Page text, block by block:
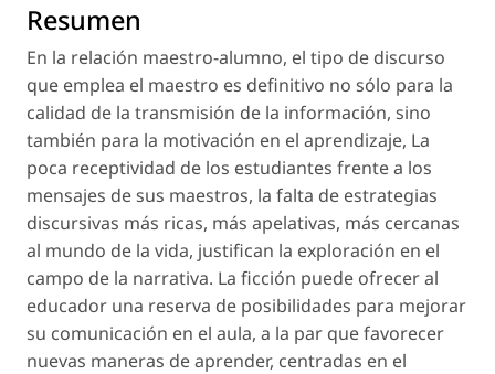
Resumen
En la relación maestro-alumno, el tipo de discurso
que emplea el maestro es definitivo no sólo para la
calidad de la transmisión de la información, sino
también para la motivación en el aprendizaje, La
poca receptividad de los estudiantes frente a los
mensajes de sus maestros, la falta de estrategias
discursivas más ricas, más apelativas, más cercanas
al mundo de la vida, justifican la exploración en el
campo de la narrativa. La ficción puede ofrecer al
educador una reserva de posibilidades para mejorar
su comunicación en el aula, a la par que favorecer
nuevas maneras de aprender, centradas en el